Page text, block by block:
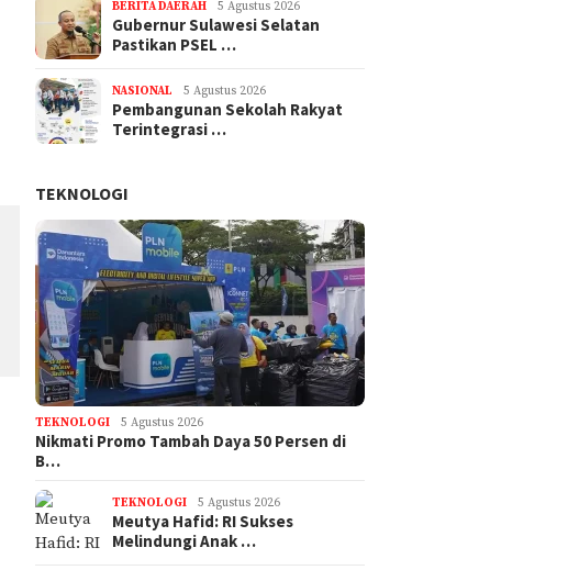
BERITA DAERAH 5 Agustus 2026
Gubernur Sulawesi Selatan
Pastikan PSEL …
NASIONAL 5 Agustus 2026
Pembangunan Sekolah Rakyat
Terintegrasi …
TEKNOLOGI
TEKNOLOGI 5 Agustus 2026
Nikmati Promo Tambah Daya 50 Persen di
B…
TEKNOLOGI 5 Agustus 2026
Meutya Hafid: RI Sukses
Melindungi Anak …